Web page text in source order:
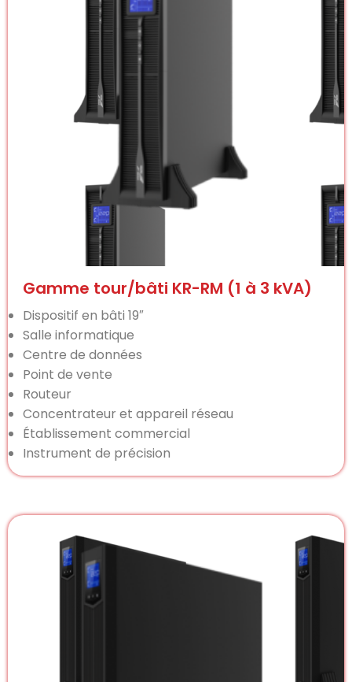
Gamme tour/bâti KR-RM (1 à 3 kVA)
Dispositif en bâti 19″
Salle informatique
Centre de données
Point de vente
Routeur
Concentrateur et appareil réseau
Établissement commercial
Instrument de précision